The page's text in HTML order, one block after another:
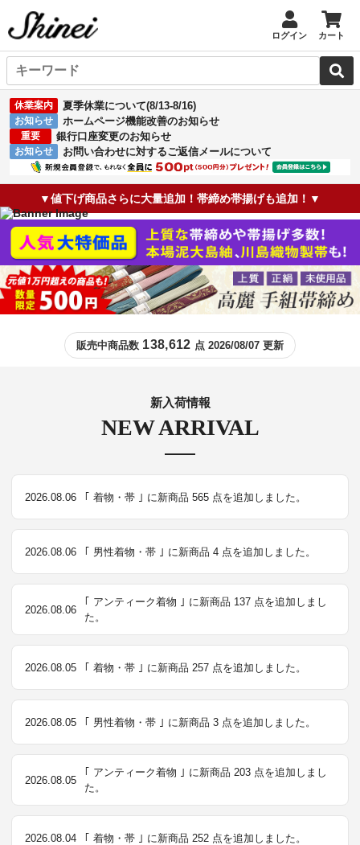
ログイン カート
休業案内 夏季休業について(8/13-8/16)
お知らせ ホームページ機能改善のお知らせ
重要 銀行口座変更のお知らせ
お知らせ お問い合わせに対するご返信メールについて
▼値下げ商品さらに大量追加！帯締め帯揚げも追加！▼
販売中商品数 138,612 点 2026/08/07 更新
NEW ARRIVAL
新入荷情報
2026.08.06 ｢ 着物・帯 ｣ に新商品 565 点を追加しました。
2026.08.06 ｢ 男性着物・帯 ｣ に新商品 4 点を追加しました。
2026.08.06
｢ アンティーク着物 ｣ に新商品 137 点を追加しまし
た。
2026.08.05 ｢ 着物・帯 ｣ に新商品 257 点を追加しました。
2026.08.05 ｢ 男性着物・帯 ｣ に新商品 3 点を追加しました。
2026.08.05
｢ アンティーク着物 ｣ に新商品 203 点を追加しまし
た。
2026.08.04 ｢ 着物・帯 ｣ に新商品 252 点を追加しました。